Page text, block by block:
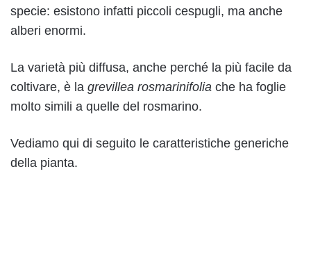
specie: esistono infatti piccoli cespugli, ma anche
alberi enormi.
La varietà più diffusa, anche perché la più facile da
coltivare, è la grevillea rosmarinifolia che ha foglie
molto simili a quelle del rosmarino.
Vediamo qui di seguito le caratteristiche generiche
della pianta.